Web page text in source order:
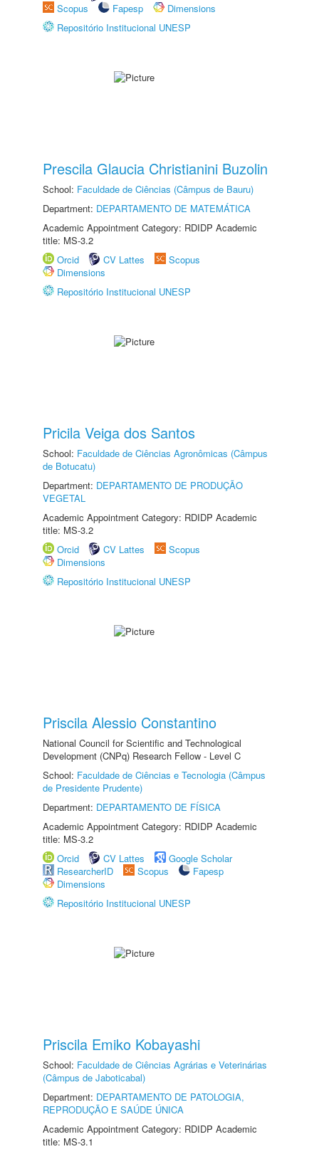
Scopus
Fapesp
Dimensions
Repositório Institucional UNESP
Prescila Glaucia Christianini Buzolin
School: Faculdade de Ciências (Câmpus de Bauru)
Department: DEPARTAMENTO DE MATEMÁTICA
Academic Appointment Category: RDIDP Academic
title: MS-3.2
Orcid
CV Lattes
Scopus
Dimensions
Repositório Institucional UNESP
Pricila Veiga dos Santos
School: Faculdade de Ciências Agronômicas (Câmpus
de Botucatu)
Department: DEPARTAMENTO DE PRODUÇÃO
VEGETAL
Academic Appointment Category: RDIDP Academic
title: MS-3.2
Orcid
CV Lattes
Scopus
Dimensions
Repositório Institucional UNESP
Priscila Alessio Constantino
National Council for Scientific and Technological
Development (CNPq) Research Fellow - Level C
School: Faculdade de Ciências e Tecnologia (Câmpus
de Presidente Prudente)
Department: DEPARTAMENTO DE FÍSICA
Academic Appointment Category: RDIDP Academic
title: MS-3.2
Orcid
CV Lattes
Google Scholar
ResearcherID
Scopus
Fapesp
Dimensions
Repositório Institucional UNESP
Priscila Emiko Kobayashi
School: Faculdade de Ciências Agrárias e Veterinárias
(Câmpus de Jaboticabal)
Department: DEPARTAMENTO DE PATOLOGIA,
REPRODUÇÃO E SAÚDE ÚNICA
Academic Appointment Category: RDIDP Academic
title: MS-3.1